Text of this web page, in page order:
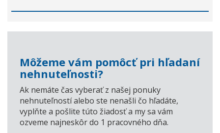
Môžeme vám pomôcť pri hľadaní
nehnuteľnosti?
Ak nemáte čas vyberať z našej ponuky
nehnuteľností alebo ste nenašli čo hľadáte,
vyplňte a pošlite túto žiadosť a my sa vám
ozveme najneskôr do 1 pracovného dňa.